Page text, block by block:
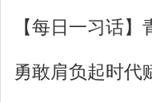
【每日一习话
勇敢肩负起时